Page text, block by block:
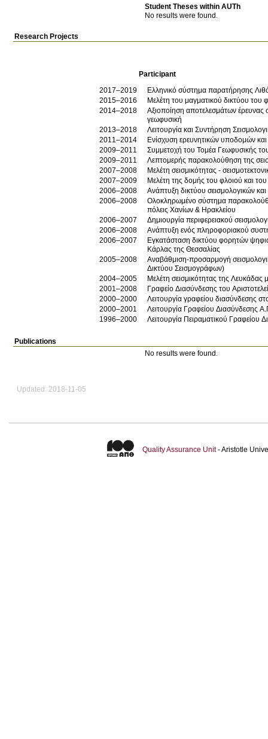
Student Theses within AUTh
No results were found.
Research Projects
Participant
2017–2019
Ελληνικό σύστημα παρατήρησης
2015–2016
Μελέτη του μαγματικού δικτύου του
2014–2018
Αξιοποίηση αποτελεσμάτων έρευνας
γεωφυσική
2013–2018
Λειτουργία και Συντήρηση
2011–2014
Ενίσχυση ερευνητικών υποδομών
2009–2011
Συμμετοχή του Τομέα Γεωφυσικής
2009–2011
Λεπτομερής παρακολούθηση της
2007–2008
Μελέτη σεισμικότητας -
2007–2009
Μελέτη της δομής του φλοιού και
2006–2008
Ανάπτυξη δικτύου σεισμολογικών
2006–2008
Ολοκληρωμένο σύστημα
πόλεις Χανίων & Ηρακλείου
2006–2007
Δημιουργία περιφερειακού
2006–2008
Ανάπτυξη ενός πληροφοριακού
2006–2007
Εγκατάσταση δικτύου φορητών
Κάρλας της Θεσσαλίας
2005–2008
Αναβάθμιση-προσαρμογή
Δικτύου Σεισμογράφων)
2004–2005
Μελέτη σεισμικότητας της
2001–2008
Γραφείο Διασύνδεσης του
2000–2000
Λειτουργία γραφείου διασύνδεσης
2000–2001
Λειτουργία Γραφείου Διασύνδεσης
1996–2000
Λειτουργία Πειραματικού Γραφείου
Publications
No results were found.
Updated: 2018-11-05
Quality Assurance Unit- Aristotle